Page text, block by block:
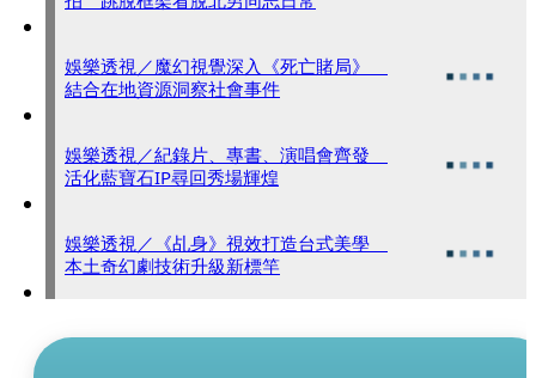
娛樂透視／魔幻視覺深入《死亡賭局》
結合在地資源洞察社會事件
娛樂透視／紀錄片、專書、演唱會齊發
活化藍寶石IP尋回秀場輝煌
娛樂透視／《乩身》視效打造台式美學
本土奇幻劇技術升級新標竿